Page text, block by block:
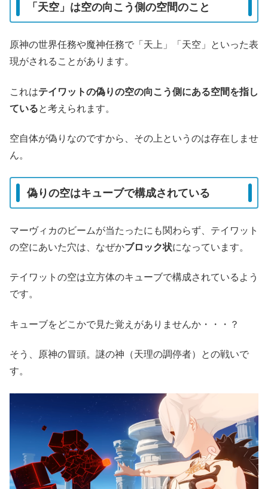
「天空」は空の向こう側の空間のこと
原神の世界任務や魔神任務で「天上」「天空」といった表
現がされることがあります。
これはテイワットの偽りの空の向こう側にある空間を指し
ていると考えられます。
空自体が偽りなのですから、その上というのは存在しませ
ん。
偽りの空はキューブで構成されている
マーヴィカのビームが当たったにも関わらず、テイワット
の空にあいた穴は、なぜかブロック状になっています。
テイワットの空は立方体のキューブで構成されているよう
です。
キューブをどこかで見た覚えがありませんか・・・？
そう、原神の冒頭。謎の神（天理の調停者）との戦いで
す。